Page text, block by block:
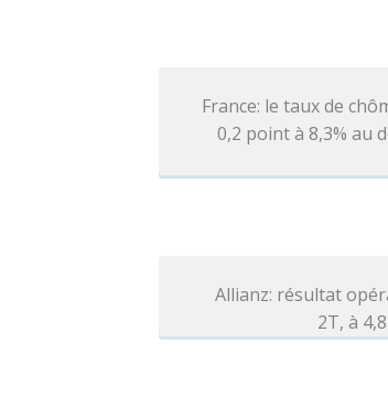
France: le taux de
0,2 point à 8,3% au
Allianz: résultat
2T, à